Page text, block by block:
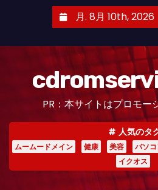
月. 8月 10th, 2026
PR：本サイトはプロモー
人気のタ
ムームードメイン 健康 美容 パソ
イクオス